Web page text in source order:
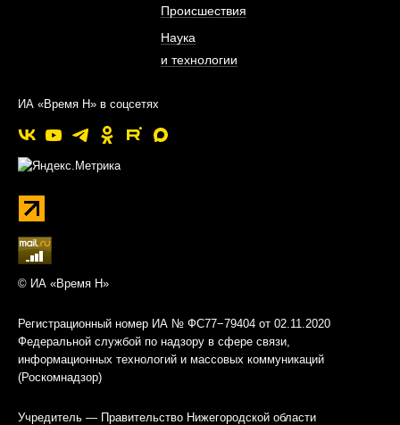
Происшествия
Наука
и технологии
ИА «Время Н» в соцсетях
© ИА «Время Н»
Регистрационный номер ИА № ФС77−79404 от 02.11.2020
Федеральной службой по надзору в сфере связи,
информационных технологий и массовых коммуникаций
(Роскомнадзор)
Учредитель — Правительство Нижегородской области